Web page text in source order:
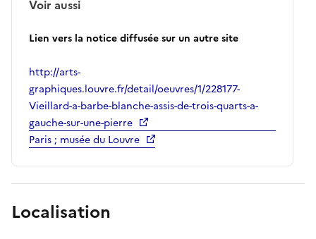
Voir aussi
Lien vers la notice diffusée sur un autre site
http://arts-
graphiques.louvre.fr/detail/oeuvres/1/228177-
Vieillard-a-barbe-blanche-assis-de-trois-quarts-a-
gauche-sur-une-pierre
Paris ; musée du Louvre
Localisation